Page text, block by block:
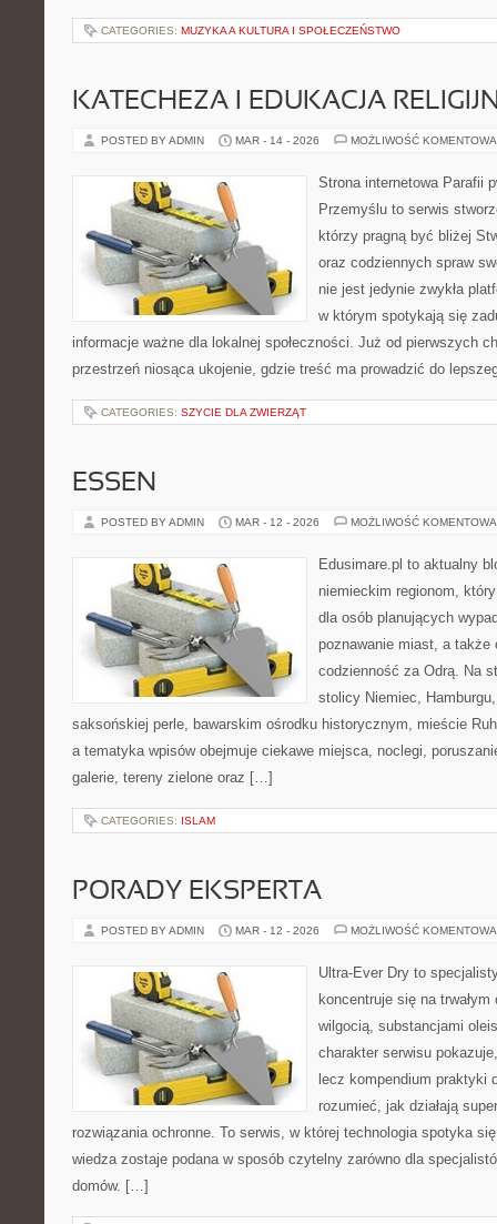
CATEGORIES: MUZYKA A KULTURA I SPOŁECZEŃSTWO
KATECHEZA I EDUKACJA
POSTED BY ADMIN MAR - 14 - 2026 MOŻLIWOŚĆ
Strona internetowa Parafii
Przemyślu to serwis
którzy pragną być bliżej
oraz codziennych spraw
nie jest jedynie zwykła
w którym spotykają się
informacje ważne dla lokalnej społeczności. Już od pierwszych
przestrzeń niosąca ukojenie, gdzie treść ma prowadzić do
CATEGORIES: SZYCIE DLA ZWIERZĄT
ESSEN
POSTED BY ADMIN MAR - 12 - 2026 MOŻLIWOŚĆ
Edusimare.pl to aktualny
niemieckim regionom,
dla osób planujących
poznawanie miast, a
codzienność za Odrą. Na
stolicy Niemiec,
saksońskiej perle, bawarskim ośrodku historycznym, mieście
a tematyka wpisów obejmuje ciekawe miejsca, noclegi,
galerie, tereny zielone oraz […]
CATEGORIES: ISLAM
PORADY EKSPERTA
POSTED BY ADMIN MAR - 12 - 2026 MOŻLIWOŚĆ
Ultra-Ever Dry to
koncentruje się na trwałym
wilgocią, substancjami
charakter serwisu
lecz kompendium praktyki
rozumieć, jak działają
rozwiązania ochronne. To serwis, w której technologia spotyka
wiedza zostaje podana w sposób czytelny zarówno dla
domów. […]